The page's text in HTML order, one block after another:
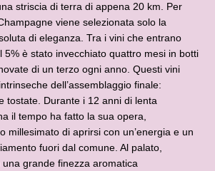
striscia di terra di appena 20 km. Per
viene selezionata solo la
di eleganza. Tra i vini che entrano
5% è stato invecchiato quattro mesi in botti
di un terzo ogni anno. Questi vini
dell’assemblaggio finale:
tostate. Durante i 12 anni di lenta
il tempo ha fatto la sua opera,
millesimato di aprirsi con un’energia e un
fuori dal comune. Al palato,
grande finezza aromatica